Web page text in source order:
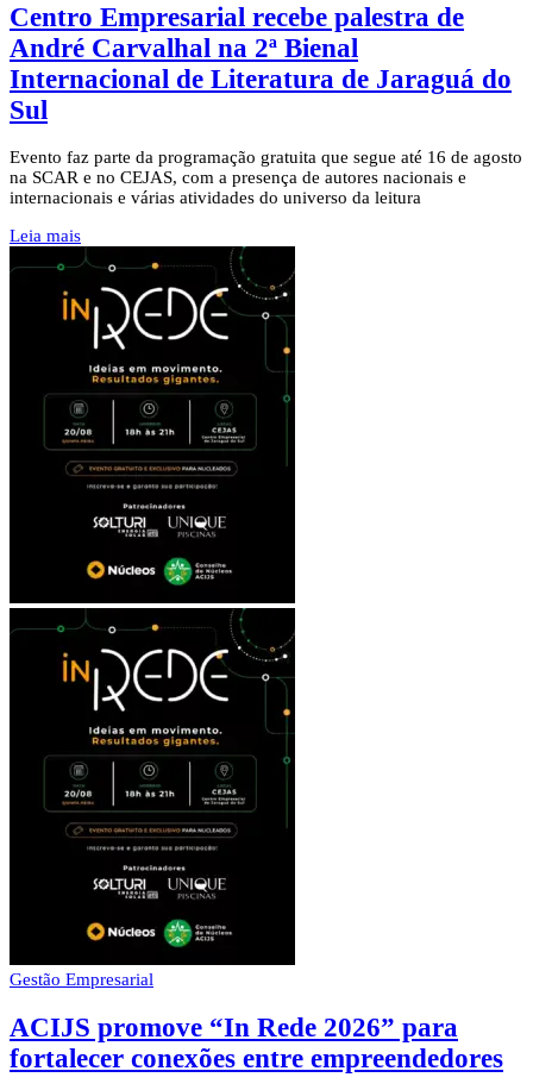
Centro Empresarial recebe palestra de
André Carvalhal na 2ª Bienal
Internacional de Literatura de Jaraguá do
Sul
Evento faz parte da programação gratuita que segue até 16 de agosto
na SCAR e no CEJAS, com a presença de autores nacionais e
internacionais e várias atividades do universo da leitura
Leia mais
Gestão Empresarial
ACIJS promove “In Rede 2026” para
fortalecer conexões entre empreendedores